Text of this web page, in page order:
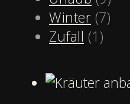
Winter (7)
Zufall (1)